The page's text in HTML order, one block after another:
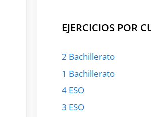
EJERCICIOS POR
2 Bachillerato
1 Bachillerato
4 ESO
3 ESO